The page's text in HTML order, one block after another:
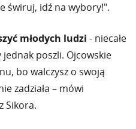
świruj, idź na wybory!".
młodych ludzi - niecałe
jednak poszli. Ojcowskie
bo walczysz o swoją
zadziała – mówi
Sikora.